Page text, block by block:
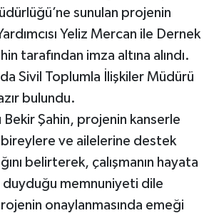
sunulan projenin
Yeliz Mercan ile Dernek
tarafından imza altına alındı.
Sivil Toplumla İlişkiler Müdürü
bulundu.
Bekir Şahin, projenin kanserle
ve ailelerine destek
belirterek, çalışmanın hayata
memnuniyeti dile
onaylanmasında emeği